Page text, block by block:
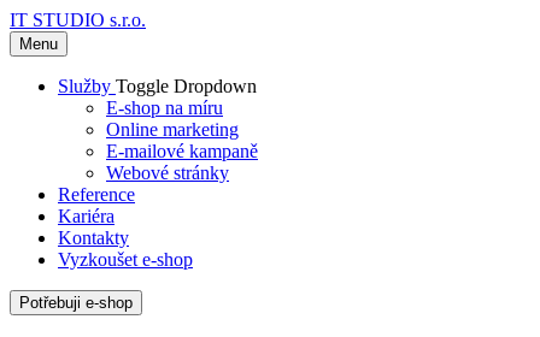
IT STUDIO s.r.o.
Menu
Služby Toggle Dropdown
E-shop na míru
Online marketing
E-mailové kampaně
Webové stránky
Reference
Kariéra
Kontakty
Vyzkoušet e-shop
Potřebuji e-shop